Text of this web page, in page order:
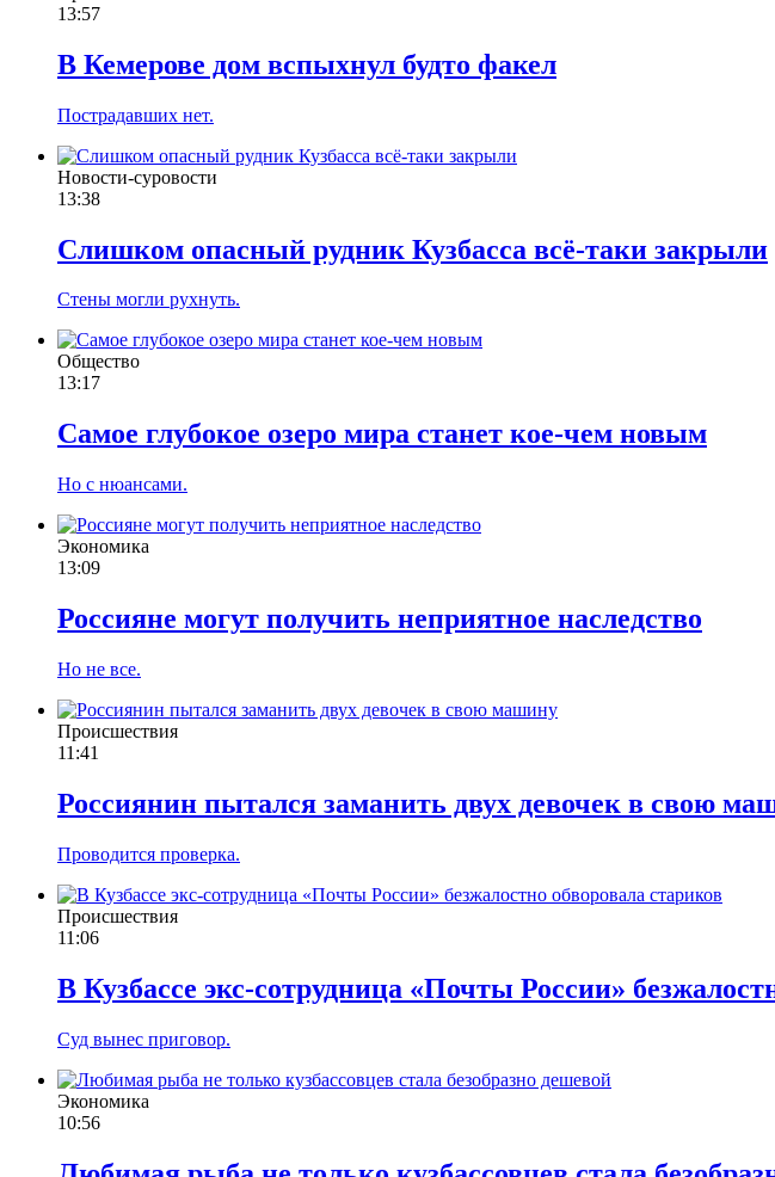
13:57
В Кемерове дом вспыхнул будто факел
Пострадавших нет.
Новости-суровости
13:38
Слишком опасный рудник Кузбасса всё-таки закрыли
Стены могли рухнуть.
Общество
13:17
Самое глубокое озеро мира станет кое-чем новым
Но с нюансами.
Экономика
13:09
Россияне могут получить неприятное наследство
Но не все.
Происшествия
11:41
Россиянин пытался заманить двух девочек в свою
Проводится проверка.
Происшествия
11:06
В Кузбассе экс-сотрудница «Почты России»
Суд вынес приговор.
Экономика
10:56